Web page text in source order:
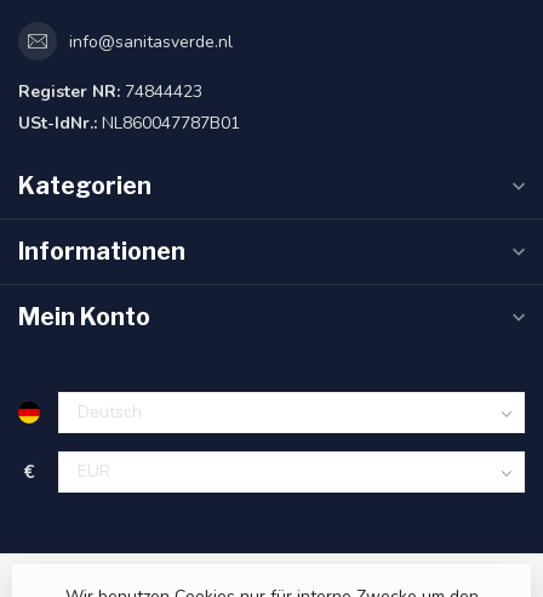
info@sanitasverde.nl
Register NR: 74844423
USt-IdNr.: NL860047787B01
Kategorien
Informationen
Mein Konto
€